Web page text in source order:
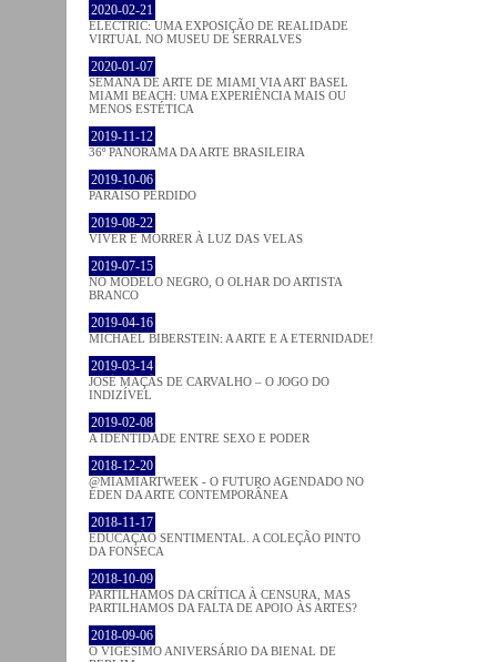
2020-02-21
ELECTRIC: UMA EXPOSIÇÃO DE REALIDADE
VIRTUAL NO MUSEU DE SERRALVES
2020-01-07
SEMANA DE ARTE DE MIAMI VIA ART BASEL
MIAMI BEACH: UMA EXPERIÊNCIA MAIS OU
MENOS ESTÉTICA
2019-11-12
36º PANORAMA DA ARTE BRASILEIRA
2019-10-06
PARAÍSO PERDIDO
2019-08-22
VIVER E MORRER À LUZ DAS VELAS
2019-07-15
NO MODELO NEGRO, O OLHAR DO ARTISTA
BRANCO
2019-04-16
MICHAEL BIBERSTEIN: A ARTE E A ETERNIDADE!
2019-03-14
JOSÉ MAÇÃS DE CARVALHO – O JOGO DO
INDIZÍVEL
2019-02-08
A IDENTIDADE ENTRE SEXO E PODER
2018-12-20
@MIAMIARTWEEK - O FUTURO AGENDADO NO
ÉDEN DA ARTE CONTEMPORÂNEA
2018-11-17
EDUCAÇÃO SENTIMENTAL. A COLEÇÃO PINTO
DA FONSECA
2018-10-09
PARTILHAMOS DA CRÍTICA À CENSURA, MAS
PARTILHAMOS DA FALTA DE APOIO ÀS ARTES?
2018-09-06
O VIGÉSIMO ANIVERSÁRIO DA BIENAL DE